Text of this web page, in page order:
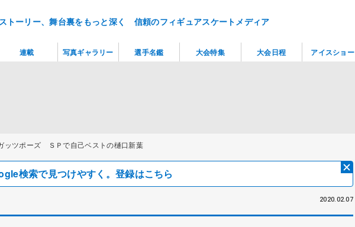
トーリー、舞台裏をもっと深く 信頼のフィギュアスケートメディア
ッツポーズ ＳＰで自己ベストの樋口新葉
検索で見つけやすく。登録はこちら
2020.02.07
連載 写真ギャラリー 選手名鑑 大会特集 大会日程 アイスショー